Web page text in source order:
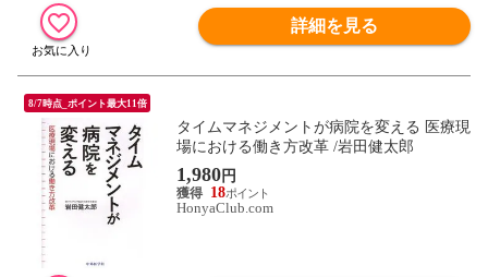
詳細を見る
8/7時点_ポイント最大11倍
タイムマネジメントが病院を変える 医療現
場における働き方改革 /岩田健太郎
1,980円
18
HonyaClub.com